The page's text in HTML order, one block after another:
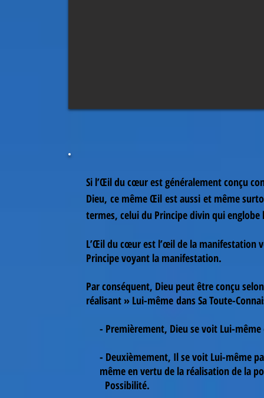
Si l’Œil du cœur est généralement conçu
Dieu, ce même Œil est aussi et même
termes, celui du Principe divin qui
L’Œil du cœur est l’œil de la manifestation
Principe voyant la manifestation.
Par conséquent, Dieu peut être conçu
réalisant » Lui-même dans Sa Toute-
- Premièrement, Dieu se voit Lui-même
- Deuxièmement, Il se voit Lui-même
même en vertu de la réalisation de la
Possibilité.